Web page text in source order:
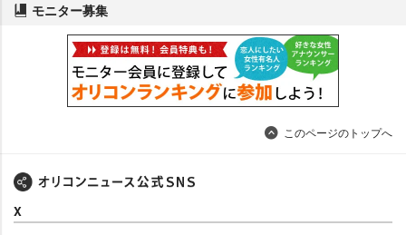
モニター募集
このページのトップへ
X